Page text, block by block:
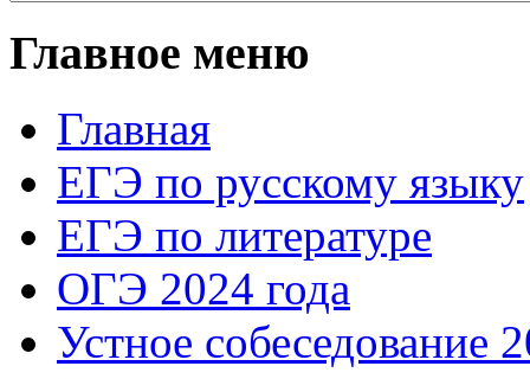
Главное меню
Главная
ЕГЭ по русскому языку
ЕГЭ по литературе
ОГЭ 2024 года
Устное собеседование